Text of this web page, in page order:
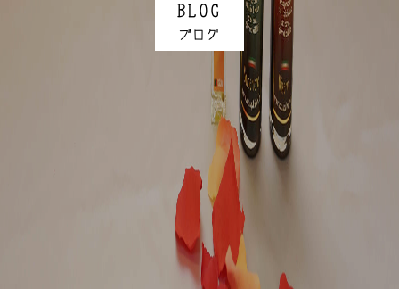
BLOG
ブログ